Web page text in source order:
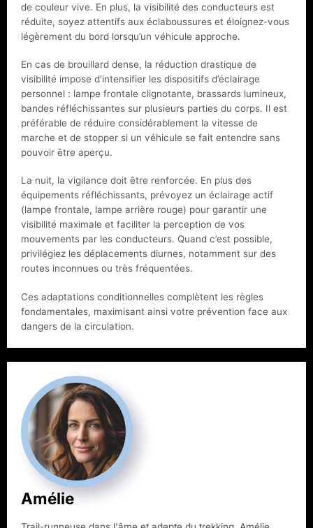
de couleur vive. En plus, la visibilité des conducteurs est
réduite, soyez attentifs aux éclaboussures et éloignez-vous
légèrement du bord lorsqu’un véhicule approche.
En cas de brouillard dense, la réduction drastique de
visibilité impose d’intensifier les dispositifs d’éclairage
personnel : lampe frontale clignotante, brassards lumineux,
bandes réfléchissantes sur plusieurs parties du corps. Il est
préférable de réduire considérablement la vitesse de
marche et de stopper si un véhicule se fait entendre sans
pouvoir être aperçu.
La nuit, la vigilance doit être renforcée. En plus des
équipements réfléchissants, prévoyez un éclairage actif
(lampe frontale, lampe arrière rouge) pour garantir une
visibilité maximale et faciliter la perception de vos
mouvements par les conducteurs. Quand c’est possible,
privilégiez les déplacements diurnes, notamment sur des
routes inconnues ou très fréquentées.
Ces adaptations conditionnelles complètent les règles
fondamentales, maximisant ainsi votre prévention face aux
dangers de la circulation.
Amélie